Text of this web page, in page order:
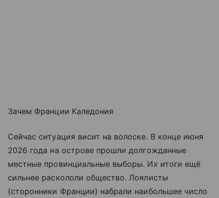
Зачем Франции Каледония
Сейчас ситуация висит на волоске. В конце июня
2026 года на острове прошли долгожданные
местные провинциальные выборы. Их итоги ещё
сильнее раскололи общество. Лоялисты
(сторонники Франции) набрали наибольшее число